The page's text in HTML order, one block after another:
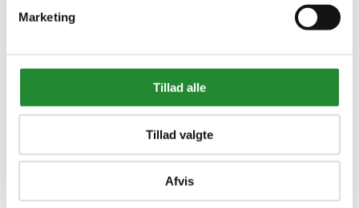
Marketing
Tillad alle
Tillad valgte
Afvis